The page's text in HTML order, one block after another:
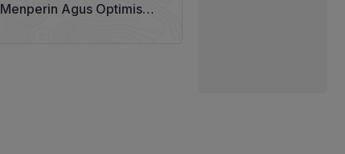
Menperin Agus Optimistis